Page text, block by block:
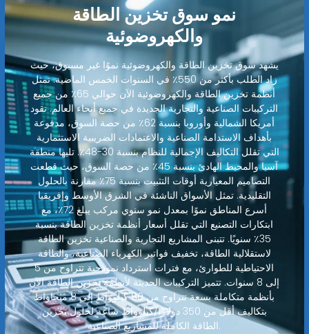
نمو سوق تخزين الطاقة
والكهروضوئية
يشهد سوق تخزين الطاقة والكهروضوئية نموًا غير مسبوق، حيث
زاد الطلب بأكثر من 550٪ في السنوات الخمس الماضية. تمثل
أنظمة تخزين الطاقة والكهروضوئية الآن حوالي 65٪ من جميع
التركيبات الصناعية والتجارية الجديدة في جميع أنحاء العالم. تقود
أمريكا الشمالية وأوروبا بنسبة 62٪ من حصة السوق، مدفوعة
بأهداف الاستدامة الصناعية والاعتمادات الضريبية الاستثمارية
التي تقلل التكاليف الإجمالية للنظام بنسبة 30-48٪. تليها منطقة
آسيا والمحيط الهادئ بنسبة 45٪ من حصة السوق، حيث قطعت
التصاميم المعيارية أوقات التثبيت بنسبة 75٪ مقارنة بالحلول
التقليدية. تمثل الأسواق الناشئة في الشرق الأوسط وإفريقيا
أسرع المناطق نموًا بمعدل نمو سنوي مركب يبلغ 72٪، مع
ابتكارات التصنيع التي تقلل أسعار أنظمة تخزين الطاقة بنسبة
35٪ سنويًا. تتبنى المشاريع التجارية والصناعية تخزين الطاقة
لاستقلالية الطاقة، تخفيف فواتير الكهرباء الصناعية، والطاقة
الاحتياطية للطوارئ، مع فترات استرداد نموذجية تتراوح من 5
إلى 8 سنوات. تتميز التركيبات الحديثة لأنظمة تخزين الطاقة الآن
بأنظمة متكاملة بسعة تتراوح من 80 كيلوواط إلى 8 ميجاواط
بتكاليف أقل من 350 دولارًا/كيلوواط ساعة لحلول تخزين
الطاقة الكاملة للمشاريع الصناعية.